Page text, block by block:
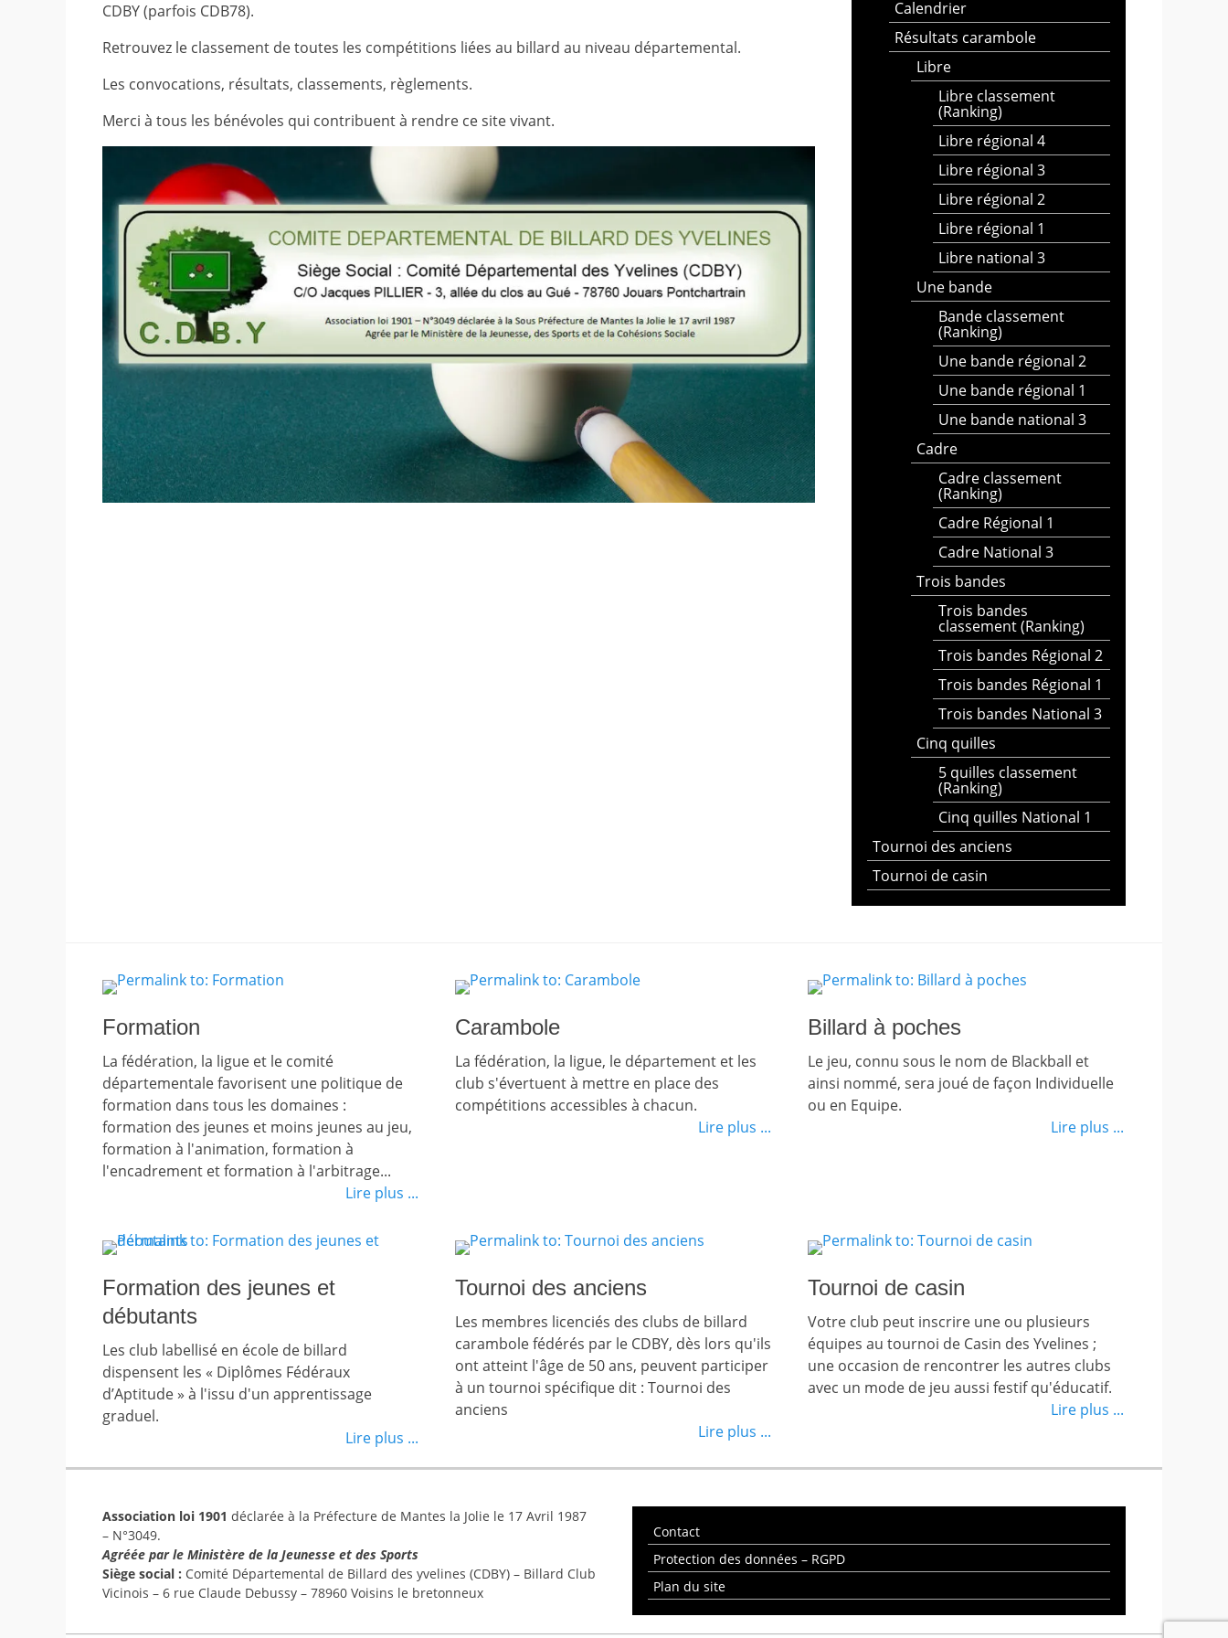
CDBY (parfois CDB78).
Retrouvez le classement de toutes les compétitions liées au billard au niveau départemental.
Les convocations, résultats, classements, règlements.
Merci à tous les bénévoles qui contribuent à rendre ce site vivant.
Calendrier
Résultats carambole
Libre
Libre classement
(Ranking)
Libre régional 4
Libre régional 3
Libre régional 2
Libre régional 1
Libre national 3
Une bande
Bande classement
(Ranking)
Une bande régional 2
Une bande régional 1
Une bande national 3
Cadre
Cadre classement
(Ranking)
Cadre Régional 1
Cadre National 3
Trois bandes
Trois bandes
classement (Ranking)
Trois bandes Régional 2
Trois bandes Régional 1
Trois bandes National 3
Cinq quilles
5 quilles classement
(Ranking)
Cinq quilles National 1
Tournoi des anciens
Tournoi de casin
Formation
La fédération, la ligue et le comité
départementale favorisent une politique de
formation dans tous les domaines :
formation des jeunes et moins jeunes au jeu,
formation à l'animation, formation à
l'encadrement et formation à l'arbitrage...
Lire plus ...
Carambole
La fédération, la ligue, le département et les
club s'évertuent à mettre en place des
compétitions accessibles à chacun.
Lire plus ...
Billard à poches
Le jeu, connu sous le nom de Blackball et
ainsi nommé, sera joué de façon Individuelle
ou en Equipe.
Lire plus ...
Formation des jeunes et
débutants
Les club labellisé en école de billard
dispensent les « Diplômes Fédéraux
d’Aptitude » à l'issu d'un apprentissage
graduel.
Lire plus ...
Tournoi des anciens
Les membres licenciés des clubs de billard
carambole fédérés par le CDBY, dès lors qu'ils
ont atteint l'âge de 50 ans, peuvent participer
à un tournoi spécifique dit : Tournoi des
anciens
Lire plus ...
Tournoi de casin
Votre club peut inscrire une ou plusieurs
équipes au tournoi de Casin des Yvelines ;
une occasion de rencontrer les autres clubs
avec un mode de jeu aussi festif qu'éducatif.
Lire plus ...
Association loi 1901 déclarée à la Préfecture de Mantes la Jolie le 17 Avril 1987
– N°3049.
Agréée par le Ministère de la Jeunesse et des Sports
Siège social : Comité Départemental de Billard des yvelines (CDBY) – Billard Club
Vicinois – 6 rue Claude Debussy – 78960 Voisins le bretonneux
Contact
Protection des données – RGPD
Plan du site